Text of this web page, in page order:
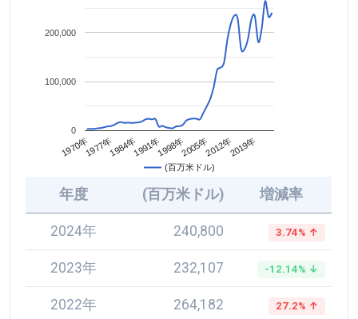
(百万米ドル)
1970年1977年1984年1991年1998年2005年2012年2019年
0
100,000
200,000
年度 (百万米ドル) 増減率
2024年 240,800 3.74% ↑
2023年 232,107 -12.14% ↓
2022年 264,182 27.2% ↑